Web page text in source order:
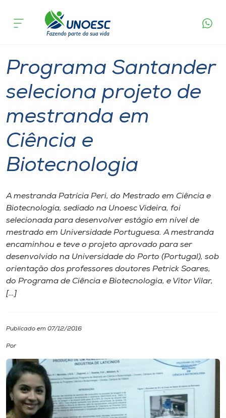
Cursos
Pesquisa
Atendimento ao Estudante
Portal de Ensino
Internacionalização
I.nova
Diplomados
Biblioteca
Editora
acontece
Programa Santander
seleciona projeto de
mestranda em
Ciência e
Biotecnologia
A mestranda Patrícia Peri, do Mestrado em Ciência e
Biotecnologia, sediado na Unoesc Videira, foi
selecionada para desenvolver estágio em nível de
mestrado em Universidade Portuguesa. A mestranda
encaminhou e teve o projeto aprovado para ser
desenvolvido na Universidade do Porto (Portugal), sob
orientação dos professores doutores Petrick Soares,
do Programa de Ciência e Biotecnologia, e Vitor Vilar,
[…]
Publicado em 07/12/2016
Por